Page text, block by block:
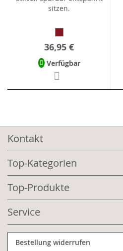
sitzen.
36,95 €
Verfügbar
Kontakt
Top-Kategorien
Top-Produkte
Service
Bestellung widerrufen